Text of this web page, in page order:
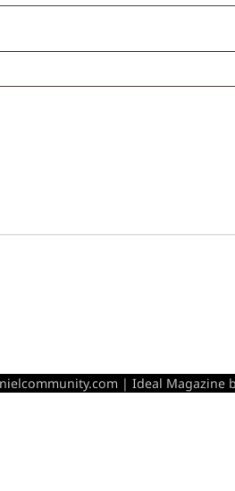
| Ideal Magazine